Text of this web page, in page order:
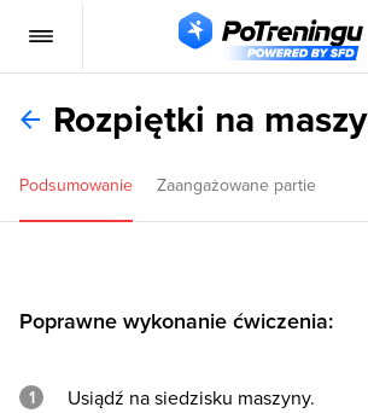
Rozpiętki na
Podsumowanie Zaangażowane partie
Poprawne wykonanie ćwiczenia:
Usiądź na siedzisku maszyny.